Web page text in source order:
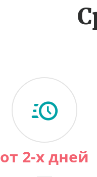
от 2-х дней